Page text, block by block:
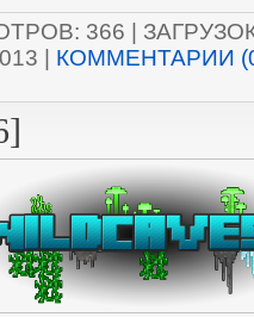
366 |
| КОММЕНТАРИИ